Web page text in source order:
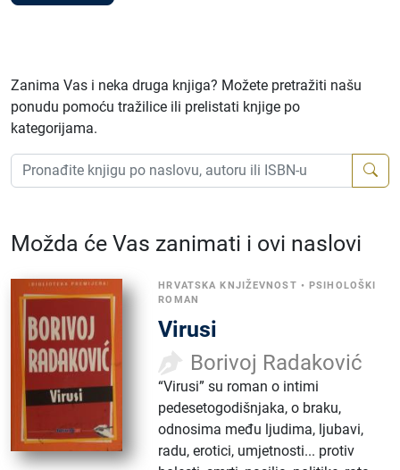
Zanima Vas i neka druga knjiga? Možete pretražiti našu
ponudu pomoću tražilice ili prelistati knjige po
kategorijama.
Možda će Vas zanimati i ovi naslovi
HRVATSKA KNJIŽEVNOST • PSIHOLOŠKI
ROMAN
Virusi
Borivoj Radaković
“Virusi” su roman o intimi
pedesetogodišnjaka, o braku,
odnosima među ljudima, ljubavi,
radu, erotici, umjetnosti... protiv